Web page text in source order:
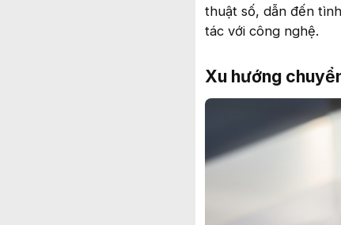
thuật số, dẫn đến
tác với công nghệ.
Xu hướng